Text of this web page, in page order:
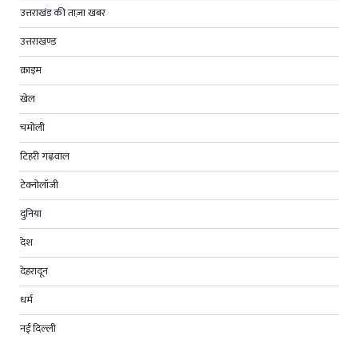
उत्तराखंड की ताज़ा खबर
उत्तराखण्ड
क्राइम
खेल
चमोली
टिहरी गढ़वाल
टेक्नोलॉजी
दुनिया
देश
देहरादून
धर्म
नई दिल्ली